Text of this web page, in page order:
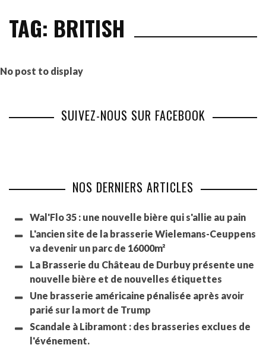
TAG: BRITISH
No post to display
SUIVEZ-NOUS SUR FACEBOOK
NOS DERNIERS ARTICLES
Wal'Flo 35 : une nouvelle bière qui s'allie au pain
L'ancien site de la brasserie Wielemans-Ceuppens
va devenir un parc de 16000m²
La Brasserie du Château de Durbuy présente une
nouvelle bière et de nouvelles étiquettes
Une brasserie américaine pénalisée après avoir
parié sur la mort de Trump
Scandale à Libramont : des brasseries exclues de
l'événement.